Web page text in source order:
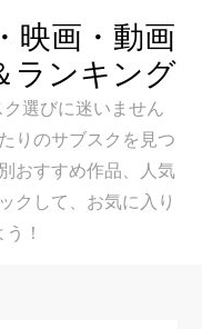
映画・動画
ランキング
選びに迷いません
りのサブスクを見つ
おすすめ作品、人気
クして、お気に入り
！